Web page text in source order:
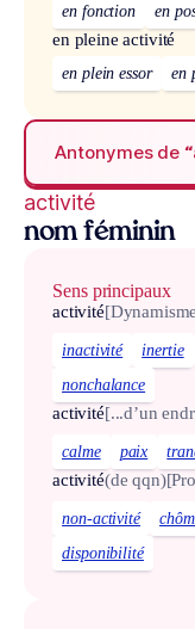
en fonction en
en pleine activité
en plein essor en
Antonymes de
activité
nom féminin
Sens principaux
activité
inactivité inertie
nonchalance
activité[...d’un
calme paix
activité(de qqn)
non-activité
disponibilité